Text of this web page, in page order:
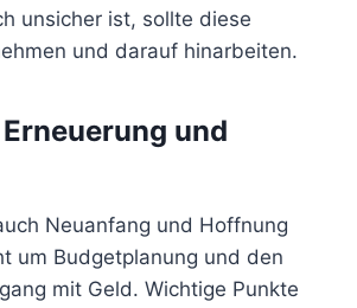
unsicher ist, sollte diese
und darauf hinarbeiten.
und
Neuanfang und Hoffnung
um Budgetplanung und den
mit Geld. Wichtige Punkte